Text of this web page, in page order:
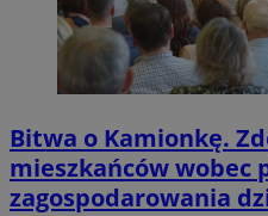
Bitwa o Kamionkę.
mieszkańców wobec
zagospodarowania